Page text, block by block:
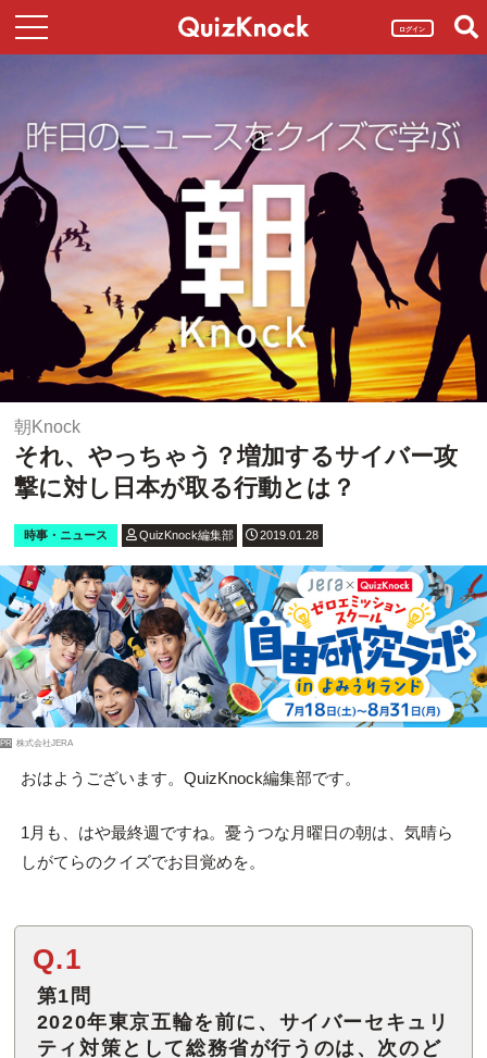
ログイン
朝Knock
それ、やっちゃう？増加するサイバー攻
撃に対し日本が取る行動とは？
時事・ニュース QuizKnock編集部 2019.01.28
PR 株式会社JERA
おはようございます。QuizKnock編集部です。
1月も、はや最終週ですね。憂うつな月曜日の朝は、気晴ら
しがてらのクイズでお目覚めを。
Q.1
第1問
2020年東京五輪を前に、サイバーセキュリ
ティ対策として総務省が行うのは、次のど